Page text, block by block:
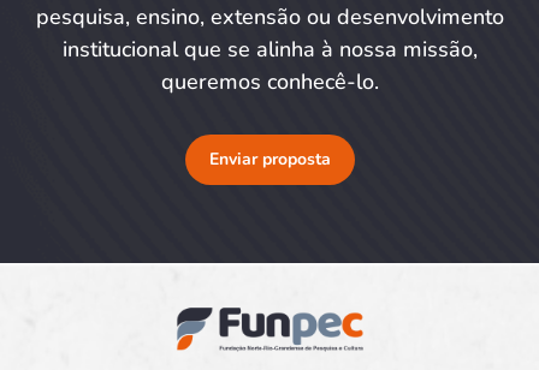
pesquisa, ensino, extensão ou desenvolvimento
institucional que se alinha à nossa missão,
queremos conhecê-lo.
Enviar proposta